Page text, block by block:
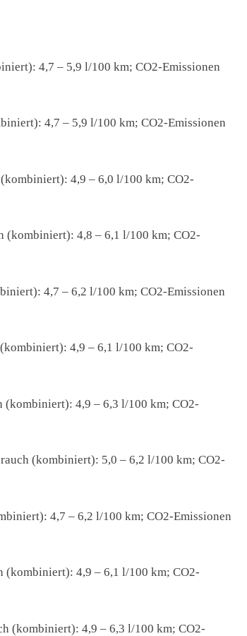
4,7 – 5,9 l/100 km; CO2-Emissionen
4,7 – 5,9 l/100 km; CO2-Emissionen
4,9 – 6,0 l/100 km; CO2-
(kombiniert): 4,8 – 6,1 l/100 km; CO2-
4,7 – 6,2 l/100 km; CO2-Emissionen
4,9 – 6,1 l/100 km; CO2-
(kombiniert): 4,9 – 6,3 l/100 km; CO2-
(kombiniert): 5,0 – 6,2 l/100 km; CO2-
4,7 – 6,2 l/100 km; CO2-Emissionen
(kombiniert): 4,9 – 6,1 l/100 km; CO2-
(kombiniert): 4,9 – 6,3 l/100 km; CO2-